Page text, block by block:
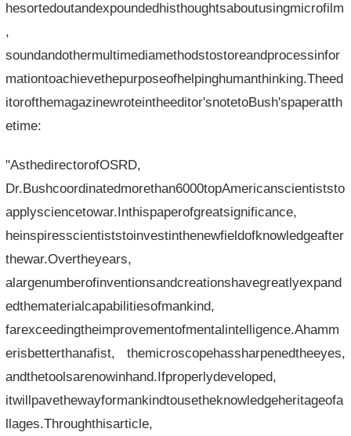
hesortedoutandexpoundedhisthoughtsaboutusingmicrofilm
,
soundandothermultimediamethodstostoreandprocessinfor
mationtoachievethepurposeofhelpinghumanthinking.Theed
itorofthemagazinewroteintheeditor'snotetoBush'spaperatth
etime:
"AsthedirectorofOSRD,
Dr.Bushcoordinatedmorethan6000topAmericanscientiststo
applysciencetowar.Inthispaperofgreatsignificance,
heinspiresscientiststoinvestinthenewfieldofknowledgeafter
thewar.Overtheyears,
alargenumberofinventionsandcreationshavegreatlyexpand
edthematerialcapabilitiesofmankind,
farexceedingtheimprovementofmentalintelligence.Ahamm
erisbetterthanafist, themicroscopehassharpenedtheeyes,
andthetoolsarenowinhand.Ifproperlydeveloped,
itwillpavethewayformankindtousetheknowledgeheritageofa
llages.Throughthisarticle,